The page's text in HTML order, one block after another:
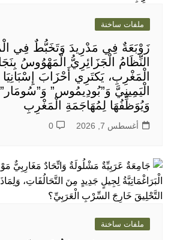
ملفات ساخنة
زَوْبَعَةٌ فِي مَدْرِيدَ وَتَخَبُّطٌ فِي
النِّظَامُ الْجَزَائِرِيُّ الْمَهْوُوسُ
الْمَغْرِبِ، يَكتَرِي أَحْزَابَ
الْيَمِينِيَّ وَ”بُودِيمُوس”
وَيُوَظِّفُهَا لِمُهَاجَمَةِ الْمَغْرِبِ
أغسطس 7, 2026 0
ملفات ساخنة